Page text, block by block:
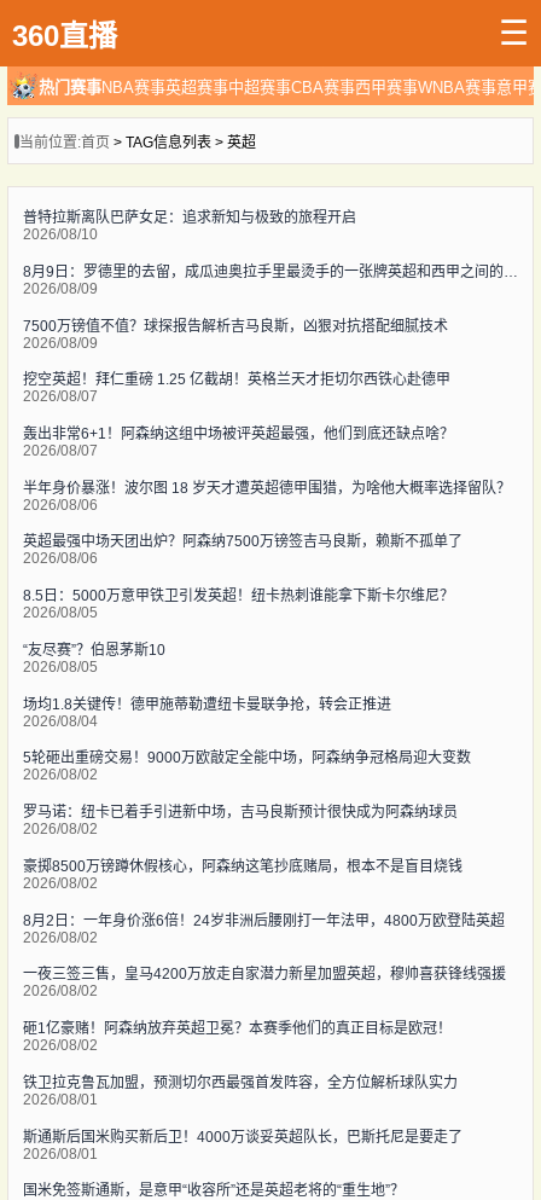
360直播 ☰
热门赛事NBA赛事英超赛事中超赛事CBA赛事西甲赛事WNBA赛事意甲
当前位置:首页 > TAG信息列表 > 英超
普特拉斯离队巴萨女足：追求新知与极致的旅程开启
2026/08/10
8月9日：罗德里的去留，成瓜迪奥拉手里最烫手的一张牌英超和西甲之间的转会传闻
2026/08/09
7500万镑值不值？球探报告解析吉马良斯，凶狠对抗搭配细腻技术
2026/08/09
挖空英超！拜仁重磅 1.25 亿截胡！英格兰天才拒切尔西铁心赴德甲
2026/08/07
轰出非常6+1！阿森纳这组中场被评英超最强，他们到底还缺点啥？
2026/08/07
半年身价暴涨！波尔图 18 岁天才遭英超德甲围猎，为啥他大概率选择留队？
2026/08/06
英超最强中场天团出炉？阿森纳7500万镑签吉马良斯，赖斯不孤单了
2026/08/06
8.5日：5000万意甲铁卫引发英超！纽卡热刺谁能拿下斯卡尔维尼？
2026/08/05
“友尽赛”？伯恩茅斯10
2026/08/05
场均1.8关键传！德甲施蒂勒遭纽卡曼联争抢，转会正推进
2026/08/04
5轮砸出重磅交易！9000万欧敲定全能中场，阿森纳争冠格局迎大变数
2026/08/02
罗马诺：纽卡已着手引进新中场，吉马良斯预计很快成为阿森纳球员
2026/08/02
豪掷8500万镑蹲休假核心，阿森纳这笔抄底赌局，根本不是盲目烧钱
2026/08/02
8月2日：一年身价涨6倍！24岁非洲后腰刚打一年法甲，4800万欧登陆英超
2026/08/02
一夜三签三售，皇马4200万放走自家潜力新星加盟英超，穆帅喜获锋线强援
2026/08/02
砸1亿豪赌！阿森纳放弃英超卫冕？本赛季他们的真正目标是欧冠！
2026/08/02
铁卫拉克鲁瓦加盟，预测切尔西最强首发阵容，全方位解析球队实力
2026/08/01
斯通斯后国米购买新后卫！4000万谈妥英超队长，巴斯托尼是要走了
2026/08/01
国米免签斯通斯，是意甲“收容所”还是英超老将的“重生地”？